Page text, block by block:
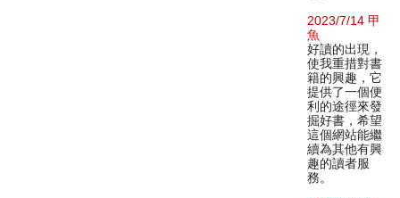
2023/7/14 甲
魚
好讀的出現，
使我重措對書
籍的興趣，它
提供了一個便
利的途徑來發
掘好書，希望
這個網站能繼
續為其他有興
趣的讀者服
務。